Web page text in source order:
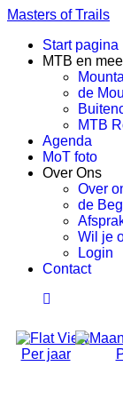
Masters of Trails
Start pagina
MTB en
de
MTB
Agenda
MoT foto
Over Ons
Over
de
Wil je
Login
Contact
Per jaar